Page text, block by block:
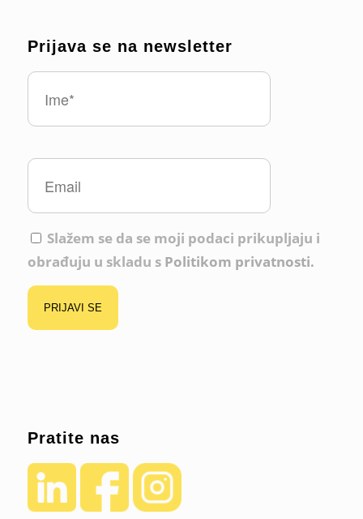
Prijava se na newsletter
Slažem se da se moji podaci prikupljaju i
obrađuju u skladu s Politikom privatnosti.
Pratite nas